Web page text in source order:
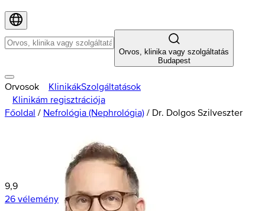
Orvos, klinika vagy szolgáltatás
Budapest
Orvosok KlinikákSzolgáltatások
Klinikám regisztrációja
Főoldal / Nefrológia (Nephrológia) / Dr. Dolgos Szilveszter
9,9
26 vélemény